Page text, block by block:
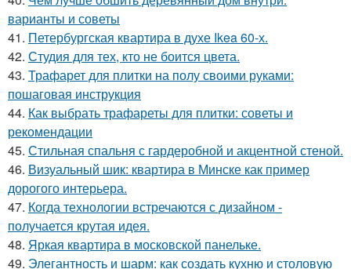
варианты и советы
41. Петербургская квартира в духе Ikea 60-х.
42. Студия для тех, кто не боится цвета.
43. Трафарет для плитки на полу своими руками:
пошаговая инструкция
44. Как выбрать трафареты для плитки: советы и
рекомендации
45. Стильная спальня с гардеробной и акцентной стеной.
46. Визуальный шик: квартира в Минске как пример
дорогого интерьера.
47. Когда технологии встречаются с дизайном -
получается крутая идея.
48. Яркая квартира в московской панельке.
49. Элегантность и шарм: как создать кухню и столовую